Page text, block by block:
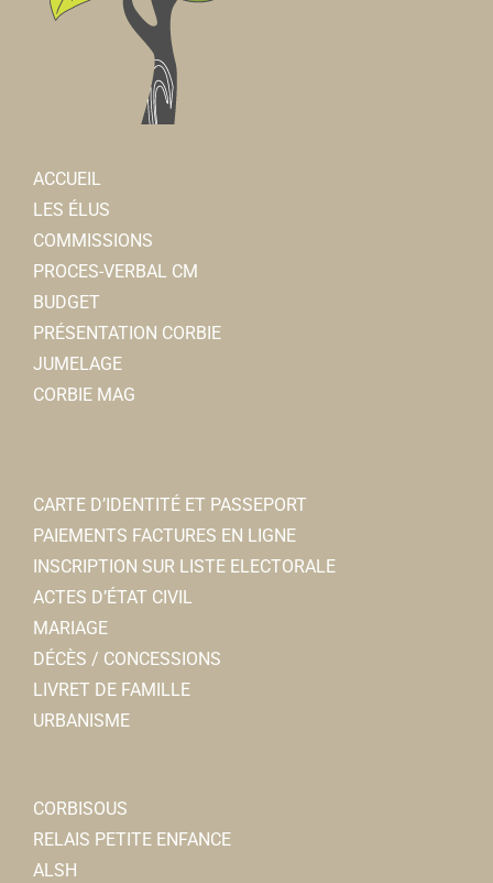
ACCUEIL
LES ÉLUS
COMMISSIONS
PROCES-VERBAL CM
BUDGET
PRÉSENTATION CORBIE
JUMELAGE
CORBIE MAG
CARTE D’IDENTITÉ ET PASSEPORT
PAIEMENTS FACTURES EN LIGNE
INSCRIPTION SUR LISTE ELECTORALE
ACTES D’ÉTAT CIVIL
MARIAGE
DÉCÈS / CONCESSIONS
LIVRET DE FAMILLE
URBANISME
CORBISOUS
RELAIS PETITE ENFANCE
ALSH